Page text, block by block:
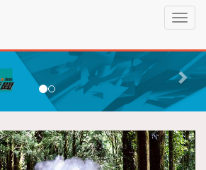
T
g
l
e
v
i
g
N
e
x
t